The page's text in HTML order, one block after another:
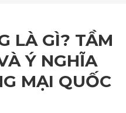
LÀ GÌ? TẦM
Ý NGHĨA
MẠI QUỐC